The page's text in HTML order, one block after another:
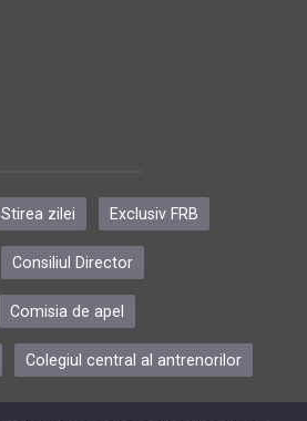
Stirea zilei Exclusiv FRB
Consiliul Director
Comisia de apel
Colegiul central al antrenorilor